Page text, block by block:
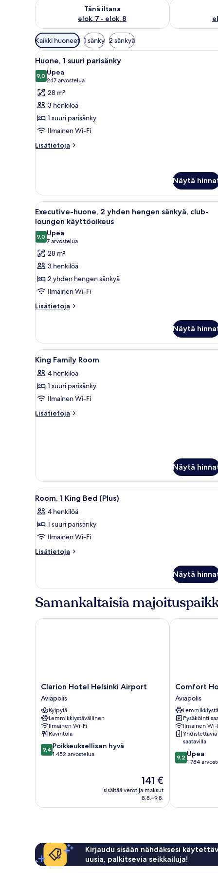
Tänä iltana
elok. 7 - elok. 8
Tarkista tämän illan saatavuus elok. 7 - elok. 8
Tarkista
Huoneille
saatavilla
olevia
suodattimia
Kaikki huoneet 1 sänky 2 sänkyä
Avaa
kaikki
huonetyypin
Huone,
suuri
parisänky
kuvat
Hotellihuone, jossa on kaksi
10
Huone, 1 suuri parisänky
9,09,0 kautta 10
Upea
247 arvostelua
(247
arvostelua)
28 m²
3 henkilöä
1 suuri parisänky
Ilmainen Wi-Fi
Lisätietoja
Lisätietoja
parisänky
Näytä
Avaa
kaikki
huonetyypin
Executive-
huone,
2
yhden
hengen
sänkyä,
club-
kuvat
Hotellihuoneessa on puinen
3
Executive-huone, 2 yhden hengen sänkyä, club-
loungen käyttöoikeus
9,09,0 kautta 10
Upea
7 arvostelua
(7
arvostelua)
28 m²
3 henkilöä
2 yhden hengen sänkyä
Ilmainen Wi-Fi
Lisätietoja
Lisätietoja
2
yhden
hengen
sänkyä,
club-
loungen
Näytä
Avaa
kaikki
huonetyypin
King
Family
Room
Hotellihuone, jossa on
6
King Family Room
4 henkilöä
1 suuri parisänky
Ilmainen Wi-Fi
Lisätietoja
Lisätietoja
Näytä
Avaa
kaikki
huonetyypin
Room,
1
King
kuvat
Hotellihuone, jossa on sänky,
5
Room, 1 King Bed (Plus)
4 henkilöä
1 suuri parisänky
Ilmainen Wi-Fi
Lisätietoja
Lisätietoja
King
(Plus)
Näytä
Samankaltaisia
Clarion
Hotel
Helsinki
Airport
Aviapolis
Clarion Hotel Helsinki Airport
Aviapolis
Kylpylä
Lemmikkiystävällinen
Ilmainen Wi-Fi
Ravintola
9.4
kautta
9,4 Poikkeuksellisen hyvä
1 452 arvostelua
Hinta
on
141 €
141 €
sisältää verot ja maksut
8.8.–9.8.
Clarion Hotel Helsinki Airport
Comfort
Hotel
Helsinki
Airport
Aviapolis
Comfort
Aviapolis
Pysäköinti
Ilmainen Wi-
saatavilla
9.2
kautta
9,2 Upea
1 784
Comfort
Kirjaudu sisään nähdäksesi
uusia, palkitsevia seikkailuja!